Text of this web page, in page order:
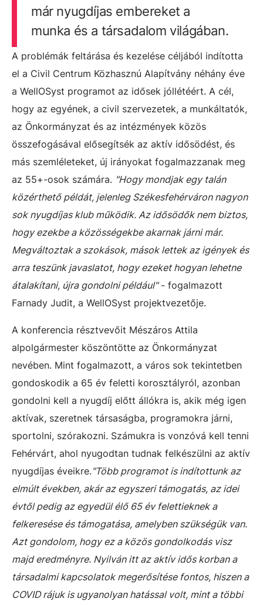
már nyugdíjas embereket a
munka és a társadalom világában.
A problémák feltárása és kezelése céljából indította
el a Civil Centrum Közhasznú Alapítvány néhány éve
a WellOSyst programot az idősek jóllétéért. A cél,
hogy az egyének, a civil szervezetek, a munkáltatók,
az Önkormányzat és az intézmények közös
összefogásával elősegítsék az aktív idősödést, és
más szemléleteket, új irányokat fogalmazzanak meg
az 55+-osok számára. "Hogy mondjak egy talán
közérthető példát, jelenleg Székesfehérváron nagyon
sok nyugdíjas klub működik. Az idősödők nem biztos,
hogy ezekbe a közösségekbe akarnak járni már.
Megváltoztak a szokások, mások lettek az igények és
arra teszünk javaslatot, hogy ezeket hogyan lehetne
átalakítani, újra gondolni például"- fogalmazott
Farnady Judit, a WellOSyst projektvezetője.
A konferencia résztvevőit Mészáros Attila
alpolgármester köszöntötte az Önkormányzat
nevében. Mint fogalmazott, a város sok tekintetben
gondoskodik a 65 év feletti korosztályról, azonban
gondolni kell a nyugdíj előtt állókra is, akik még igen
aktívak, szeretnek társaságba, programokra járni,
sportolni, szórakozni. Számukra is vonzóvá kell tenni
Fehérvárt, ahol nyugodtan tudnak felkészülni az aktív
nyugdíjas éveikre. "Több programot is indítottunk az
elmúlt években, akár az egyszeri támogatás, az idei
évtől pedig az egyedül élő 65 év felettieknek a
felkeresése és támogatása, amelyben szükségük van.
Azt gondolom, hogy ez a közös gondolkodás visz
majd eredményre. Nyilván itt az aktív idős korban a
társadalmi kapcsolatok megerősítése fontos, hiszen a
COVID rájuk is ugyanolyan hatással volt, mint a többi